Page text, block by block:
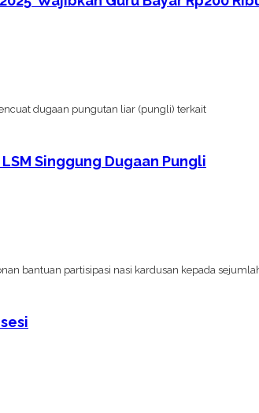
dugaan pungutan liar (pungli) terkait
Singgung Dugaan Pungli
bantuan partisipasi nasi kardusan kepada